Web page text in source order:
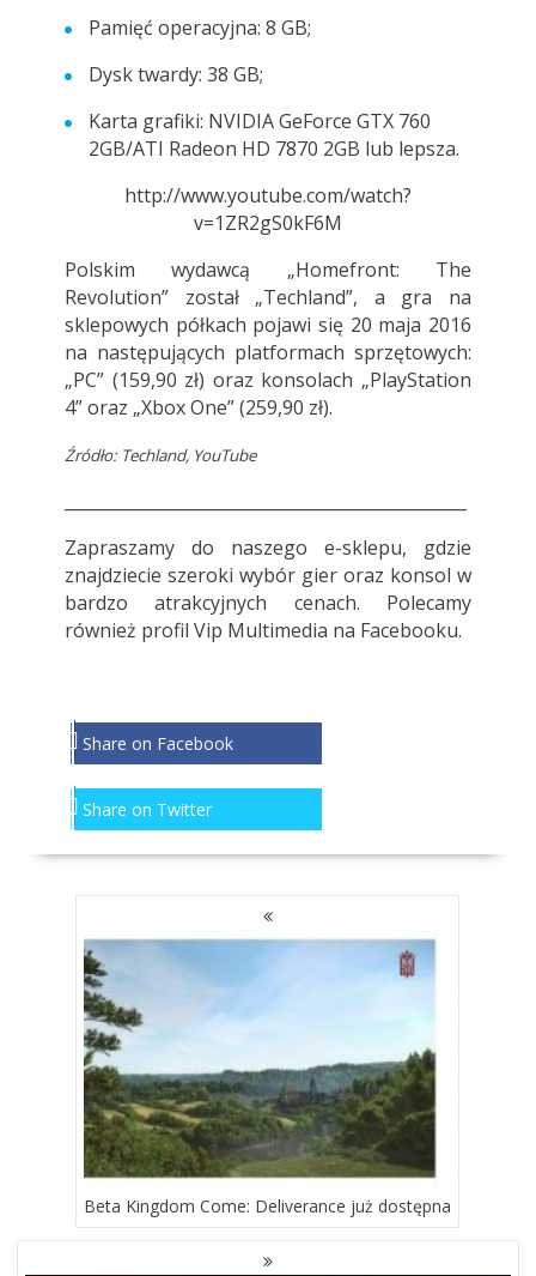
Pamięć operacyjna: 8 GB;
Dysk twardy: 38 GB;
Karta grafiki: NVIDIA GeForce GTX 760
2GB/ATI Radeon HD 7870 2GB lub lepsza.
http://www.youtube.com/watch?
v=1ZR2gS0kF6M
Polskim wydawcą „Homefront: The
Revolution” został „Techland”, a gra na
sklepowych półkach pojawi się 20 maja 2016
na następujących platformach sprzętowych:
„PC” (159,90 zł) oraz konsolach „PlayStation
4” oraz „Xbox One” (259,90 zł).
Źródło: Techland, YouTube
Zapraszamy do naszego e-sklepu, gdzie
znajdziecie szeroki wybór gier oraz konsol w
bardzo atrakcyjnych cenach. Polecamy
również profil Vip Multimedia na Facebooku.
Share on Facebook
Share on Twitter
NAWIGACJA
WPISACH
Beta Kingdom Come: Deliverance już dostępna